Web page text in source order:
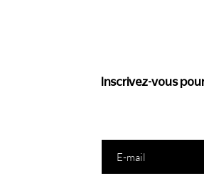
Inscrivez-vous